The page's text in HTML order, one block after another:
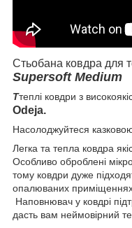
Стьобана ковдра для
Supersoft Medium
Tтеплі ковдри з
Odeja.
Насолоджуйтеся
Легка та тепла ковдра
Особливо оброблені
тому ковдри дуже
опалюваних
Наповнювач у ковдрі
дасть вам неймовірний